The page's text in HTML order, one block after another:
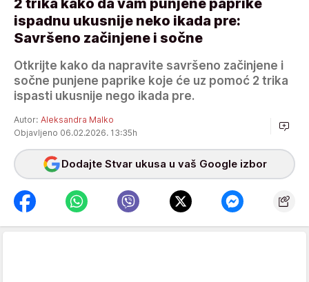
2 trika kako da vam punjene paprike
ispadnu ukusnije neko ikada pre:
Savršeno začinjene i sočne
Otkrijte kako da napravite savršeno začinjene i
sočne punjene paprike koje će uz pomoć 2 trika
ispasti ukusnije nego ikada pre.
Autor: Aleksandra Malko
Objavljeno 06.02.2026. 13:35h
Dodajte Stvar ukusa u vaš Google izbor